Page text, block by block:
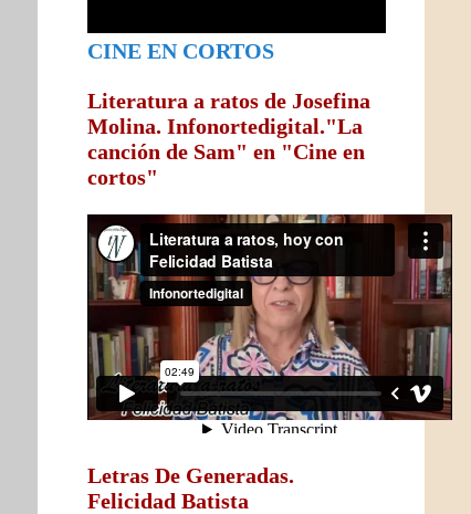
CINE EN CORTOS
Literatura a ratos de Josefina
Molina. Infonortedigital."La
canción de Sam" en "Cine en
cortos"
Letras De Generadas.
Felicidad Batista